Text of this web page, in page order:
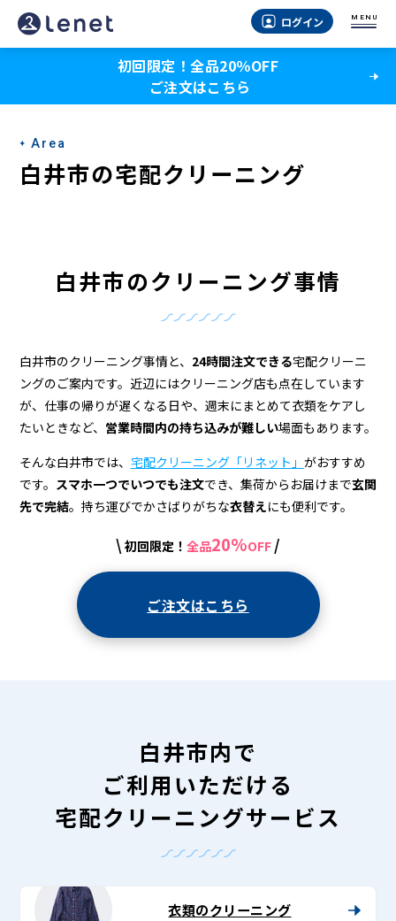
白
井
の
ク
リ
＆
宅
配
ク
リ
ー
ログイン MENU
初回限定！全品20％OFF
ご注文はこちら
Area
白井市の宅配クリーニング
白井市のクリーニング事情
白井市のクリーニング事情と、 24時間注文できる宅配クリーニ
ングのご案内です。近辺にはクリーニング店も点在しています
が、仕事の帰りが遅くなる日や、週末にまとめて衣類をケアし
たいときなど、 営業時間内の持ち込みが難しい場面もあります。
そんな白井市では、 宅配クリーニング「リネット」 がおすすめ
です。 スマホ一つでいつでも注文でき、集荷からお届けまで玄関
先で完結。持ち運びでかさばりがちな衣替えにも便利です。
\ 初回限定！ 全品20%OFF /
ご注文はこちら
白井市内で
ご利用いただける
宅配クリーニングサービス
衣類のクリーニング